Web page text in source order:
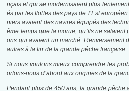
nçais et qui se modernisaient plus
és par les flottes des pays de l’Est
niers avaient des navires équipés des
ême temps que la morue, qu’ils ne
ons qui avaient un marché. Renversement
autres à la fin de la grande pêche française.
Si nous voulons mieux comprendre les
ortons-nous d’abord aux origines de la
Pendant plus de 450 ans, la grande pêche